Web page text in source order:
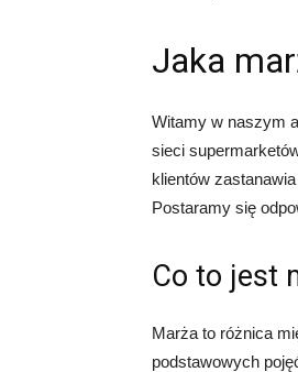
Jaka
Witamy w naszym
sieci
klientów
Postaramy się
Co to jest
Marża to różnica
podstawowych